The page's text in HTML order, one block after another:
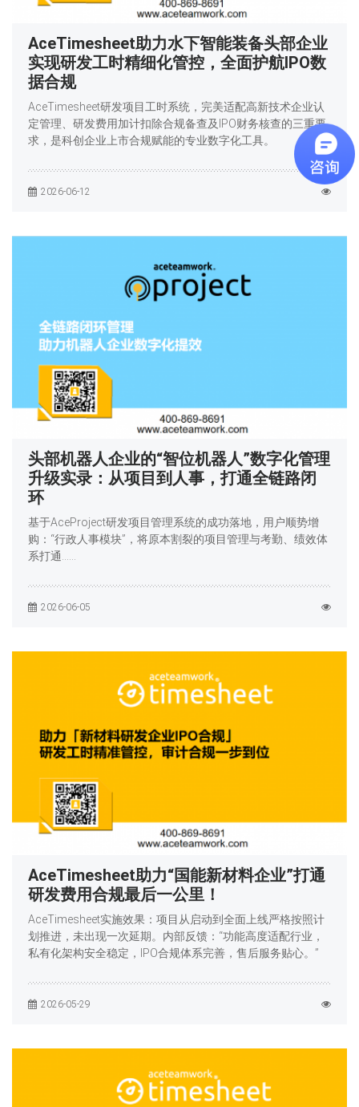
AceTimesheet助力水下智能装备头部企业
实现研发工时精细化管控，全面护航IPO数
据合规
AceTimesheet研发项目工时系统，完美适配高新技术企业认
定管理、研发费用加计扣除合规备查及IPO财务核查的三重要
求，是科创企业上市合规赋能的专业数字化工具。
2026-06-12
头部机器人企业的“智位机器人”数字化管理
升级实录：从项目到人事，打通全链路闭
环
基于AceProject研发项目管理系统的成功落地，用户顺势增
购：“行政人事模块”，将原本割裂的项目管理与考勤、绩效体
系打通……
2026-06-05
AceTimesheet助力“国能新材料企业”打通
研发费用合规最后一公里！
AceTimesheet实施效果：项目从启动到全面上线严格按照计
划推进，未出现一次延期。内部反馈：“功能高度适配行业，
私有化架构安全稳定，IPO合规体系完善，售后服务贴心。”
2026-05-29